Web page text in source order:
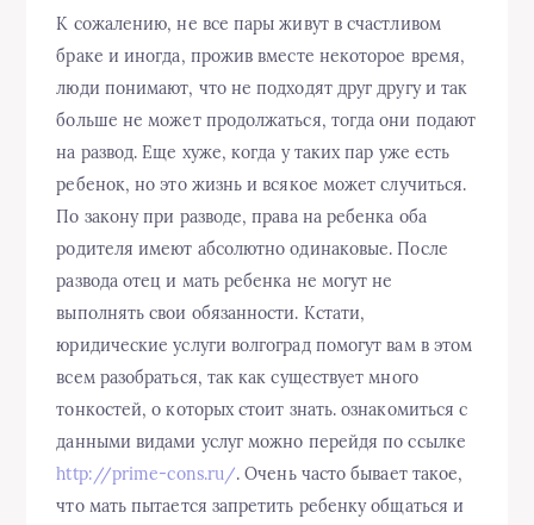
К сожалению, не все пары живут в счастливом
браке и иногда, прожив вместе некоторое время,
люди понимают, что не подходят друг другу и так
больше не может продолжаться, тогда они подают
на развод. Еще хуже, когда у таких пар уже есть
ребенок, но это жизнь и всякое может случиться.
По закону при разводе, права на ребенка оба
родителя имеют абсолютно одинаковые. После
развода отец и мать ребенка не могут не
выполнять свои обязанности. Кстати,
юридические услуги волгоград помогут вам в этом
всем разобраться, так как существует много
тонкостей, о которых стоит знать. ознакомиться с
данными видами услуг можно перейдя по ссылке
http://prime-cons.ru/. Очень часто бывает такое,
что мать пытается запретить ребенку общаться и